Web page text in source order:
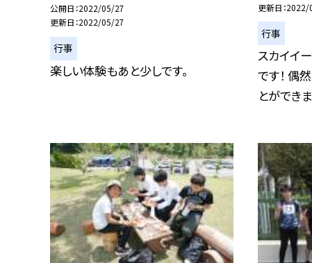
公開日 2022/05/27
更新日 2022/05/27
行事
楽しい体験もあと少しです。
更新日 2022/
行事
スカイイ
です！ 偶
とができ